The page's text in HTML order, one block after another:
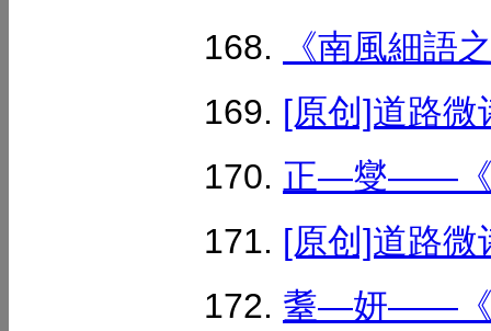
《南風細語
[原创]道路
正—燮——《
[原创]道路
耋—妍——《